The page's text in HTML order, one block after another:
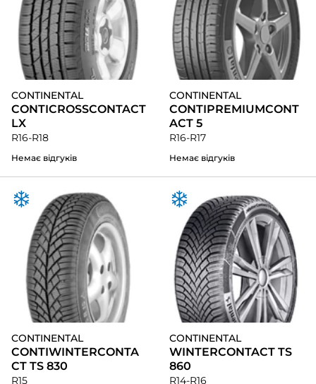
CONTINENTAL
CONTICROSSCONTACT
LX
R16-R18
Немає відгуків
CONTINENTAL
CONTIPREMIUMCONT
ACT 5
R16-R17
Немає відгуків
CONTINENTAL
CONTIWINTERCONTA
CT TS 830
R15
CONTINENTAL
WINTERCONTACT TS
860
R14-R16